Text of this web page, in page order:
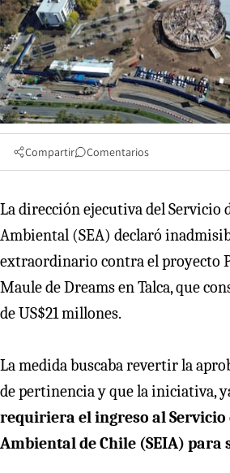
Compartir Comentarios
La dirección ejecutiva del Servicio
Ambiental (SEA) declaró
extraordinario contra el proyecto
Maule de Dreams en Talca, que
de US$21 millones.
La medida buscaba revertir la
de pertinencia y que la iniciativa,
requiriera el ingreso al Servicio
Ambiental de Chile (SEIA) para